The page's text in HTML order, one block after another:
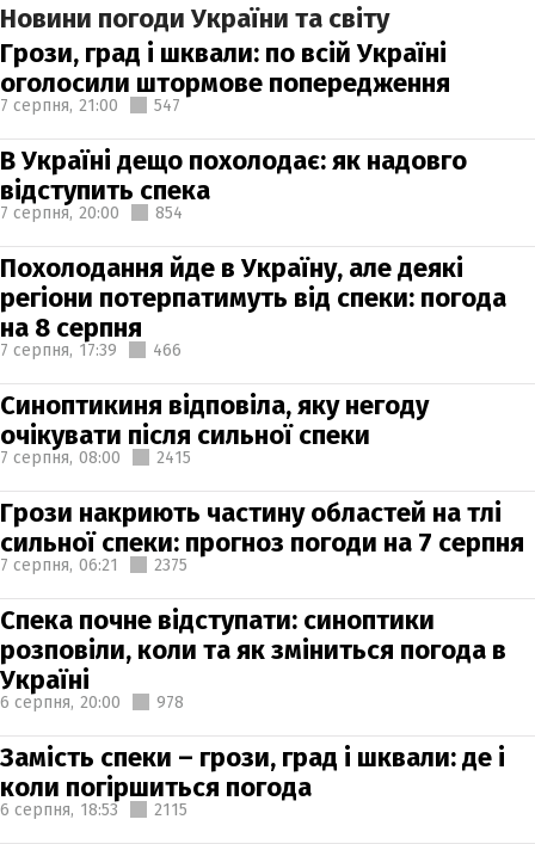
Новини погоди України та світу
Грози, град і шквали: по всій Україні
оголосили штормове попередження
7 серпня, 21:00 547
В Україні дещо похолодає: як надовго
відступить спека
7 серпня, 20:00 854
Похолодання йде в Україну, але деякі
регіони потерпатимуть від спеки: погода
на 8 серпня
7 серпня, 17:39 466
Синоптикиня відповіла, яку негоду
очікувати після сильної спеки
7 серпня, 08:00 2415
Грози накриють частину областей на тлі
сильної спеки: прогноз погоди на 7 серпня
7 серпня, 06:21 2375
Спека почне відступати: синоптики
розповіли, коли та як зміниться погода в
Україні
6 серпня, 20:00 978
Замість спеки – грози, град і шквали: де і
коли погіршиться погода
6 серпня, 18:53 2115